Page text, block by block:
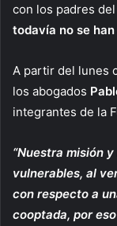
con los padres
todavía no se
A partir del lunes
los abogados
integrantes de la
“Nuestra misión
vulnerables, al
con respecto a
cooptada, por